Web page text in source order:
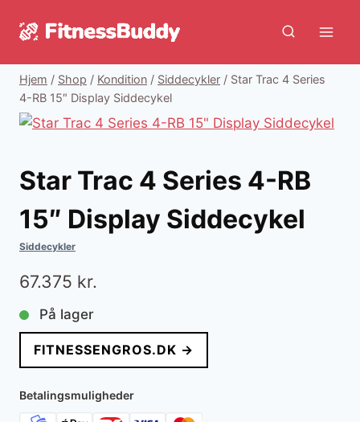
Hjem / Shop / Kondition / Siddecykler / Star Trac 4 Series
4-RB 15″ Display Siddecykel
Star Trac 4 Series 4-RB
15″ Display Siddecykel
Siddecykler
67.375 kr.
På lager
FITNESSENGROS.DK →
Betalingsmuligheder